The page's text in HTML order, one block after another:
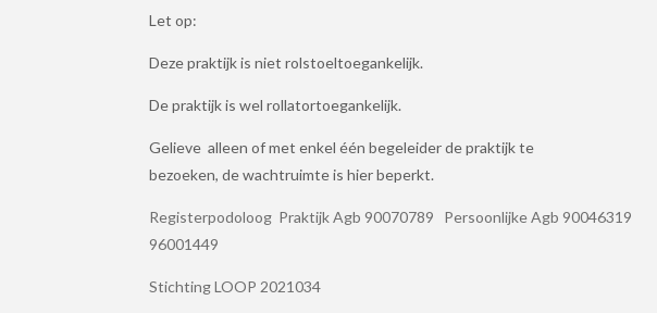
Let op:
Deze praktijk is niet rolstoeltoegankelijk.
De praktijk is wel rollatortoegankelijk.
Gelieve alleen of met enkel één begeleider de praktijk te
bezoeken, de wachtruimte is hier beperkt.
Registerpodoloog Praktijk Agb 90070789 Persoonlijke
96001449
Stichting LOOP 2021034